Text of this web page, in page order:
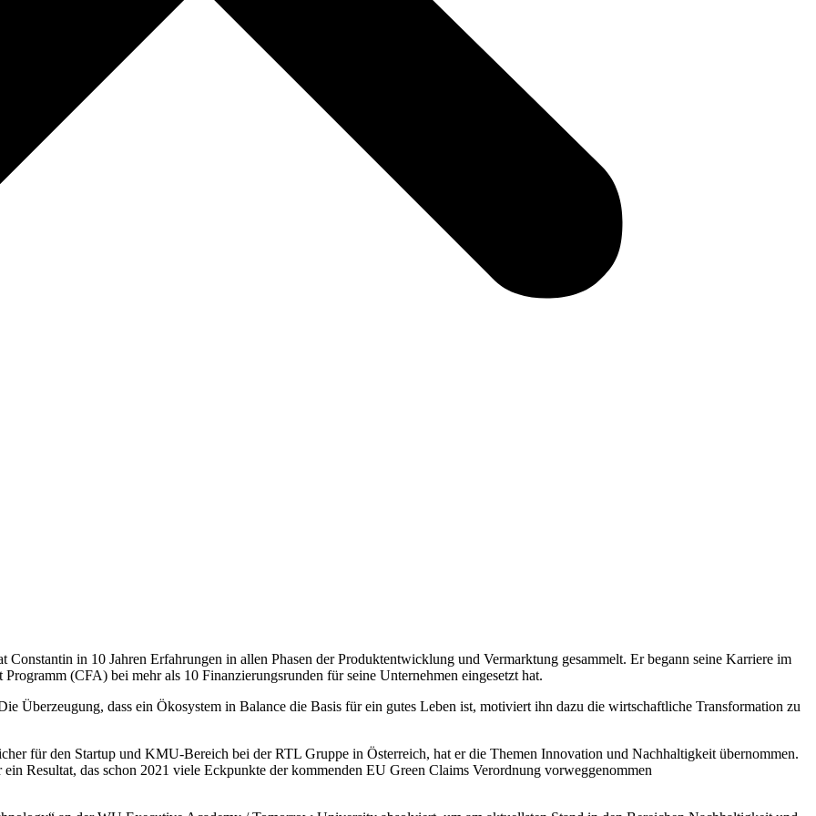
in 10 Jahren Erfahrungen in allen Phasen der Produktentwicklung und Vermarktung gesammelt. Er begann seine Karriere im
(CFA) bei mehr als 10 Finanzierungsrunden für seine Unternehmen eingesetzt hat.
Überzeugung, dass ein Ökosystem in Balance die Basis für ein gutes Leben ist, motiviert ihn dazu die wirtschaftliche Transformation zu
für den Startup und KMU-Bereich bei der RTL Gruppe in Österreich, hat er die Themen Innovation und Nachhaltigkeit übernommen.
Resultat, das schon 2021 viele Eckpunkte der kommenden EU Green Claims Verordnung vorweggenommen